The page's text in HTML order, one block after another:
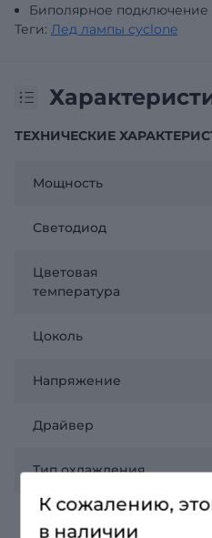
Биполярное подключение
Теги: Лед лампы cyclone
ТЕХНИЧЕСКИЕ
Мощность
Светодиод
Цветовая
температура
Цоколь
Напряжение
Драйвер
Тип охлаждения
Тип фары
К сожалению,
в наличии